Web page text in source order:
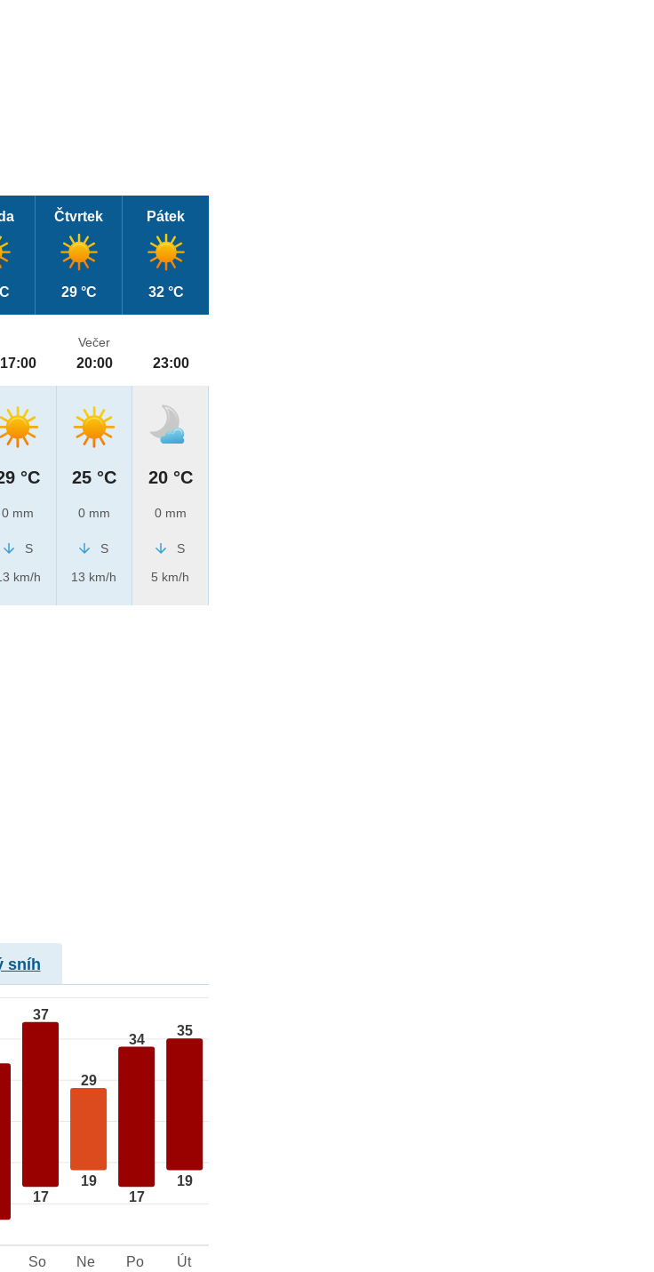
Čtvrtek
29 °C
Pátek
32 °C
17:00
°C
0 mm
S
km/h
Večer
20:00
25 °C
0 mm
S
13 km/h
23:00
20 °C
0 mm
S
5 km/h
sníh
37
17
29
19
34
17
35
19
So Ne Po Út